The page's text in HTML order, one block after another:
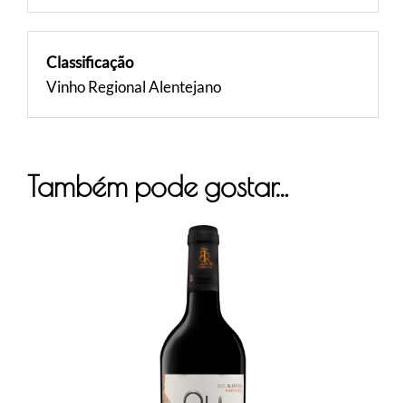
Classificação
Vinho Regional Alentejano
Também pode gostar…